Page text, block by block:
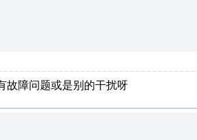
障问题或是别的干扰呀